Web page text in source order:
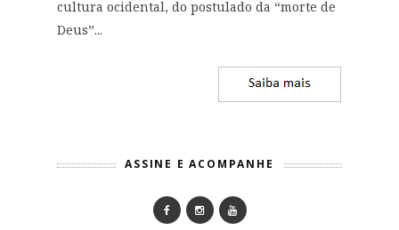
cultura ocidental, do postulado da “morte de
Deus”...
ASSINE E ACOMPANHE